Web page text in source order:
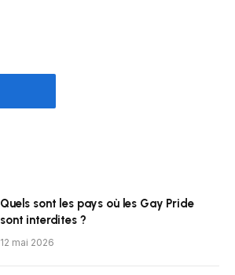
Quels sont les pays où les Gay Pride
sont interdites ?
12 mai 2026